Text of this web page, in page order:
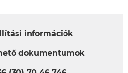
információk
dokumentumok